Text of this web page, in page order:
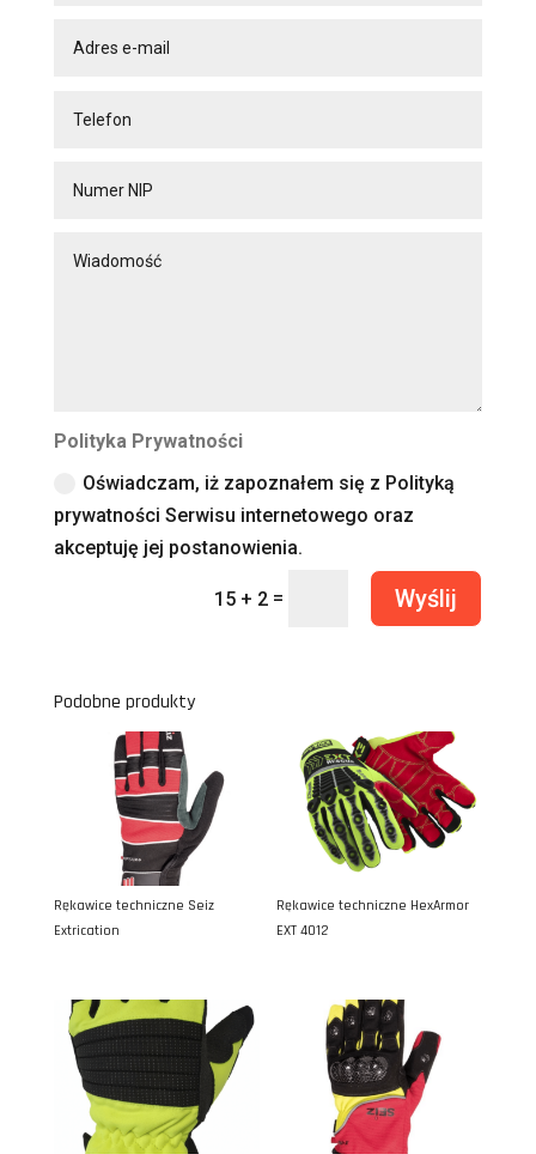
Polityka Prywatności
Oświadczam, iż zapoznałem się z Polityką
prywatności Serwisu internetowego oraz
akceptuję jej postanowienia.
15 + 2 = Wyślij
Podobne produkty
Rękawice techniczne Seiz
Extrication
Rękawice techniczne HexArmor
EXT 4012